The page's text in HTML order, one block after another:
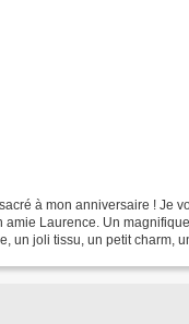
à mon anniversaire ! Je
amie Laurence. Un
un joli tissu, un petit charm,